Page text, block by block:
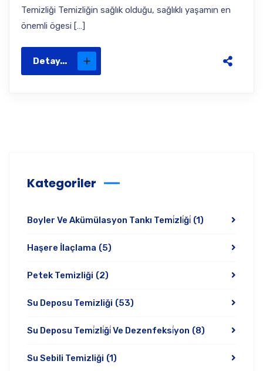
Temizliği Temizliğin sağlık olduğu, sağlıklı yaşamın en
önemli ögesi […]
Detay...
Kategoriler
Boyler Ve Akümülasyon Tankı Temi̇zli̇ği̇ (1)
Haşere İlaçlama (5)
Petek Temizliği (2)
Su Deposu Temizliği (53)
Su Deposu Temi̇zli̇ği̇ Ve Dezenfeksi̇yon (8)
Su Sebili Temizliği (1)